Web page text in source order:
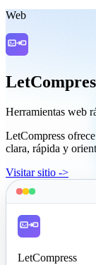
Web
Herramientas web
LetCompress
clara, rápida y
Visitar sitio ->
LetCompress